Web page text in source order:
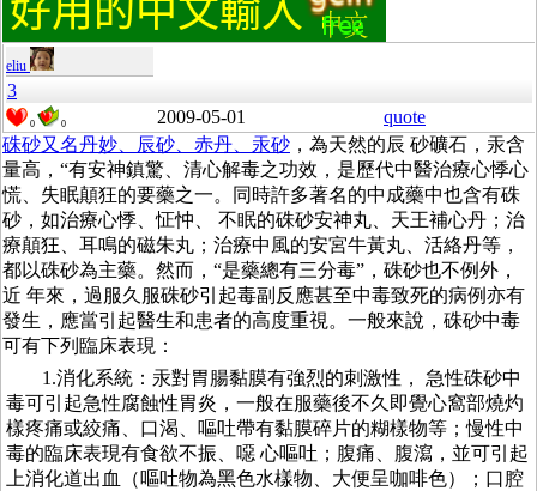
eliu
3
0 0 2009-05-01
quote
硃砂又名丹妙、辰砂、赤丹、汞砂 ，為天然的辰 砂礦石，汞含
量高，“有安神鎮驚、清心解毒之功效，是歷代中醫治療心悸心
慌、失眠顛狂的要藥之一。同時許多著名的中成藥中也含有硃
砂，如治療心悸、怔忡、 不眠的硃砂安神丸、天王補心丹；治
療顛狂、耳鳴的磁朱丸；治療中風的安宮牛黃丸、活絡丹等，
都以硃砂為主藥。然而，“是藥總有三分毒”，硃砂也不例外，
近 年來，過服久服硃砂引起毒副反應甚至中毒致死的病例亦有
發生，應當引起醫生和患者的高度重視。一般來說，硃砂中毒
可有下列臨床表現：
1.消化系統：汞對胃腸黏膜有強烈的刺激性， 急性硃砂中
毒可引起急性腐蝕性胃炎，一般在服藥後不久即覺心窩部燒灼
樣疼痛或絞痛、口渴、嘔吐帶有黏膜碎片的糊樣物等；慢性中
毒的臨床表現有食欲不振、噁 心嘔吐；腹痛、腹瀉，並可引起
上消化道出血（嘔吐物為黑色水樣物、大便呈咖啡色）；口腔